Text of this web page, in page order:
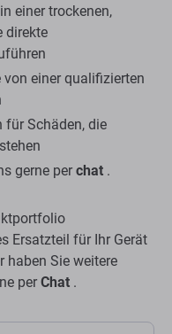
einer trockenen,
direkte
einer qualifizierten
Schäden, die
gerne per chat .
Ersatzteil für Ihr Gerät
haben Sie weitere
per Chat .